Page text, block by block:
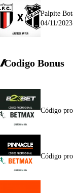
Palpite
04/11/2023
Codigo Bonus
Código
Código